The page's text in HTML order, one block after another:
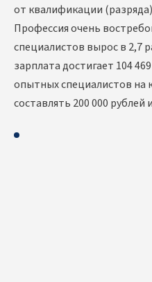
от квалификации
Профессия очень
специалистов вырос в 2,7
зарплата достигает 104
опытных специалистов на
составлять 200 000 рублей